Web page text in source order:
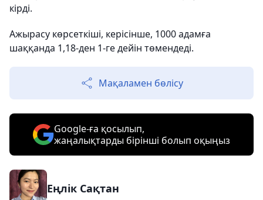
кірді.
Ажырасу көрсеткіші, керісінше, 1000 адамға
шаққанда 1,18-ден 1-ге дейін төмендеді.
Мақаламен бөлісу
Google-ға қосылып,
жаңалықтарды бірінші болып оқыңыз
Еңлік Сақтан